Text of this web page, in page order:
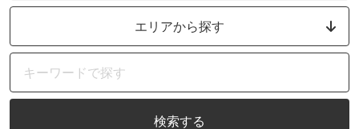
エリアから探す
検索する